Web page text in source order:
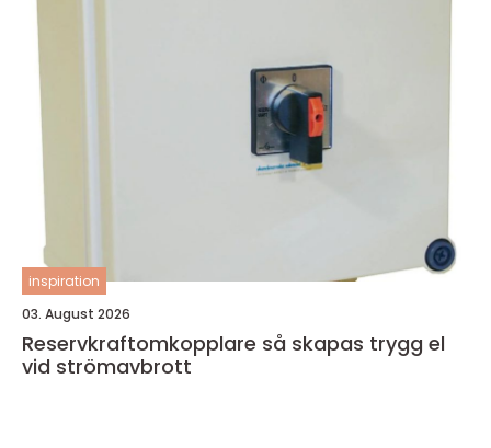
inspiration
03. August 2026
Reservkraftomkopplare så skapas trygg el
vid strömavbrott